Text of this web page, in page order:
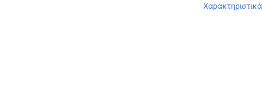
Χαρακτηριστικά